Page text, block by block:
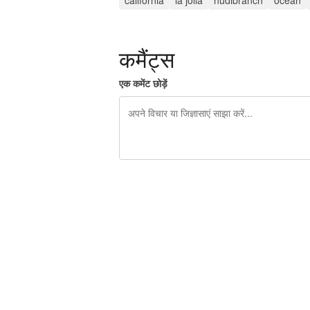
कमैंट्स
एक कमेंट छोड़ें